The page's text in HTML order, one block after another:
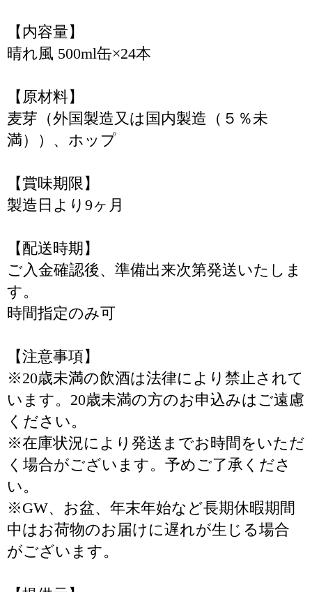
【内容量】
晴れ風 500ml缶×24本
【原材料】
麦芽（外国製造又は国内製造（５％未
満））、ホップ
【賞味期限】
製造日より9ヶ月
【配送時期】
ご入金確認後、準備出来次第発送いたしま
す。
時間指定のみ可
【注意事項】
※20歳未満の飲酒は法律により禁止されて
います。20歳未満の方のお申込みはご遠慮
ください。
※在庫状況により発送までお時間をいただ
く場合がございます。予めご了承くださ
い。
※GW、お盆、年末年始など長期休暇期間
中はお荷物のお届けに遅れが生じる場合
がございます。